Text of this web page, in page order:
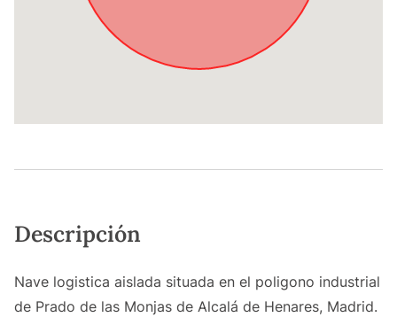
Descripción
Nave logistica aislada situada en el poligono industrial
de Prado de las Monjas de Alcalá de Henares, Madrid.